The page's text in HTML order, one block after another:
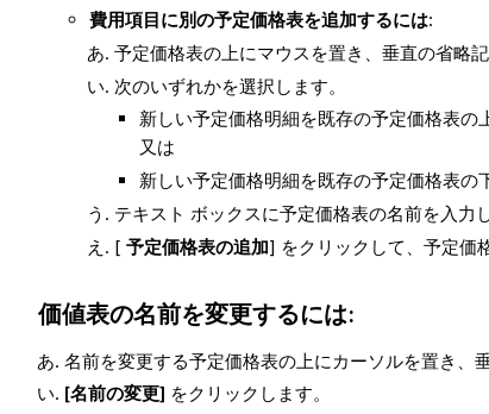
費用項目に別の予定価格表を追加するには:
予定価格表の上にマウスを置き、垂直の省略
次のいずれかを選択します。
新しい予定価格明細を既存の予定価格表
又は
新しい予定価格明細を既存の予定価格表
テキスト ボックスに予定価格表の名前を入力
[予定価格表の追加] をクリックして、予定価
価値表の名前を変更するには:
名前を変更する予定価格表の上にカーソルを置き、
[名前の変更] をクリックします。